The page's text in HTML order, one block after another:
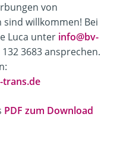
von
willkommen! Bei
Luca unter info@bv-
3683ansprechen.
PDF zum Download